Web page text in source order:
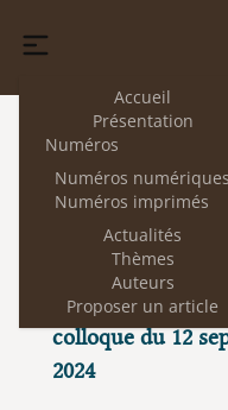
Accueil
Présentation
Numéros
Numéros numériques
Numéros imprimés
Actualités
Thèmes
Auteurs
Proposer un article
33
Le droit
Conseil
2025)
Le droit
Conseil d’État -
colloque du 12
2024